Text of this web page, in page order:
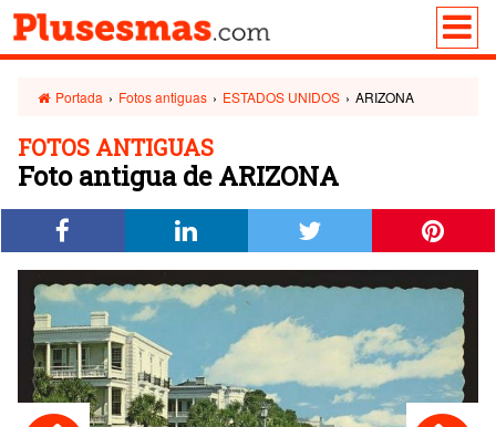
Portada › Fotos antiguas › ESTADOS UNIDOS › ARIZONA
FOTOS ANTIGUAS
Foto antigua de ARIZONA